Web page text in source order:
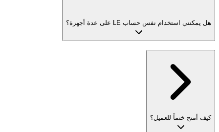
هل يمكنني استخدام نفس حساب LE على عدة أجهزة؟
كيف أمنح ختماً للعميل؟